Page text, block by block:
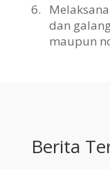
6.
dan
maupun
Berita